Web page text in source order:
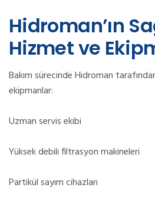
Hidroman’ın
Hizmet ve
Bakım sürecinde Hidroman
ekipmanlar:
Uzman servis ekibi
Yüksek debili filtrasyon makineleri
Partikül sayım cihazları